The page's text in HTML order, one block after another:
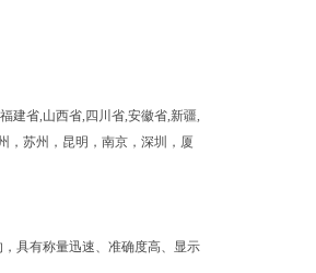
建省,山西省,四川省,安徽省,新疆,
，苏州，昆明，南京，深圳，厦
具有称量迅速、准确度高、显示